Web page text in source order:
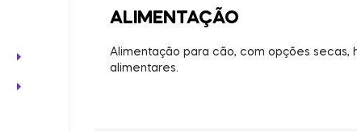
ALIMENTAÇÃO
Alimentação para cão, com opções secas,
alimentares.